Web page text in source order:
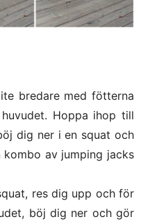
bredare med fötterna
Hoppa ihop till
dig ner i en squat och
av jumping jacks
res dig upp och för
böj dig ner och gör